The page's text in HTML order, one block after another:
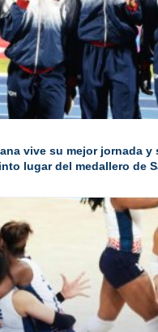
vive su mejor jornada y
lugar del medallero de